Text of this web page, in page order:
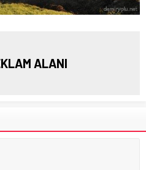
ALANI